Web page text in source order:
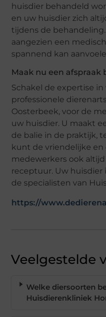
huisdier behandeld
en uw huisdier zich
tijdens de
aangezien een
spannend kan
Maak nu een afspraak
Schakel de expertise
professionele
Oosterbeek, voor de
uw huisdier. U maakt
de balie in de praktijk,
kunt de vriendelijke
medewerkers ook
receptuur. Uw huisdier
de specialisten van
https://
Veelgestelde
Welke diersoorten
Huisdierenkliniek